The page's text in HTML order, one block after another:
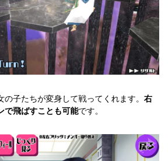
子たちが変身して戦ってくれます。 右
で飛ばすことも可能です。